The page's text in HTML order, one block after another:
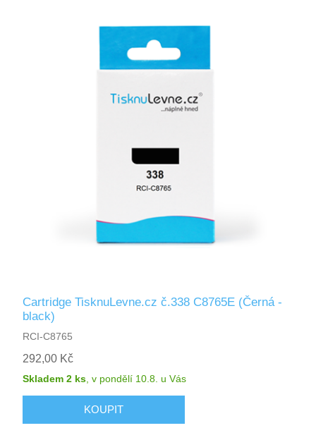
Cartridge TisknuLevne.cz č.338 C8765E (Černá -
black)
RCI-C8765
292,00 Kč
Skladem 2 ks ,v pondělí 10.8. u Vás